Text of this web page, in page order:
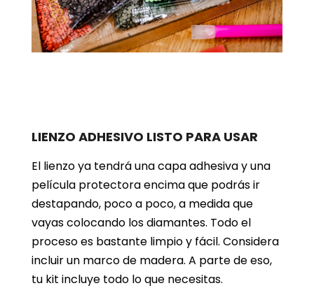
LIENZO ADHESIVO LISTO PARA USAR
El lienzo ya tendrá una capa adhesiva y una
película protectora encima que podrás ir
destapando, poco a poco, a medida que
vayas colocando los diamantes. Todo el
proceso es bastante limpio y fácil. Considera
incluir un marco de madera. A parte de eso,
tu kit incluye todo lo que necesitas.